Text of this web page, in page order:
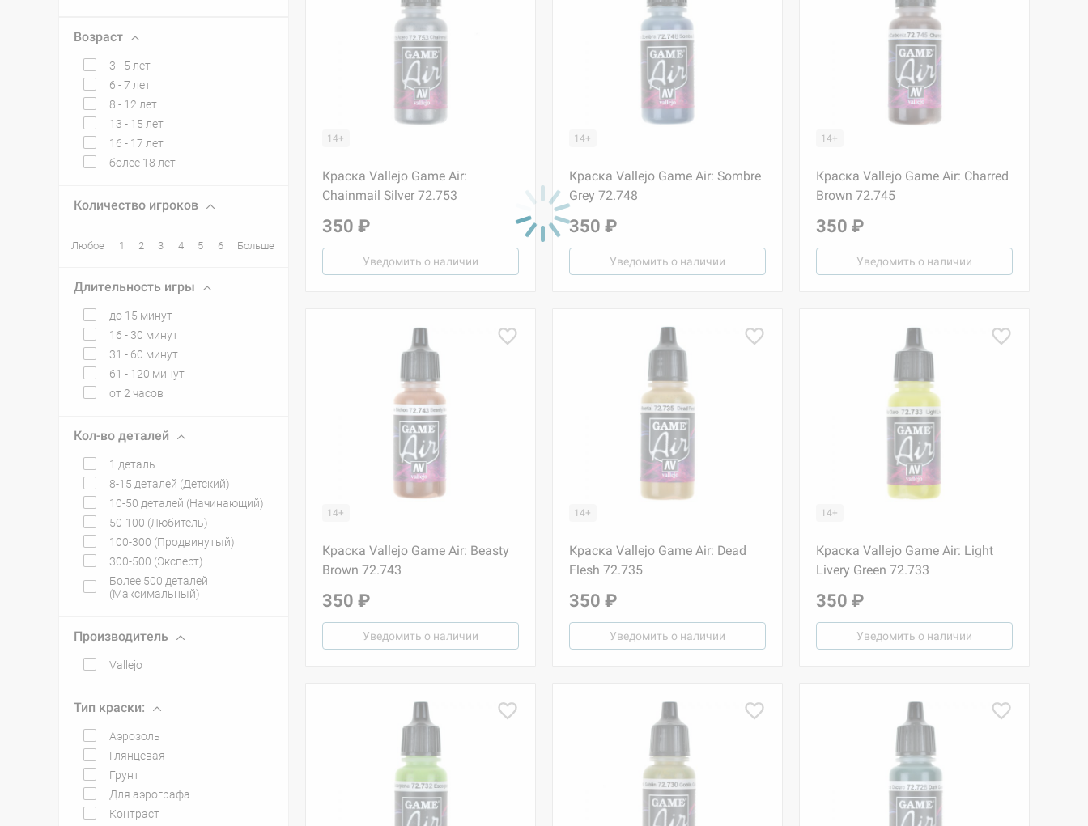
Возраст
3 - 5 лет
6 - 7 лет
8 - 12 лет
13 - 15 лет
16 - 17 лет
более 18 лет
Количество игроков
Любое 1 2 3 4 5 6 Больше
Длительность игры
до 15 минут
16 - 30 минут
31 - 60 минут
61 - 120 минут
от 2 часов
Кол-во деталей
1 деталь
8-15 деталей (Детский)
10-50 деталей (Начинающий)
50-100 (Любитель)
100-300 (Продвинутый)
300-500 (Эксперт)
Более 500 деталей
(Максимальный)
Производитель
Vallejo
Тип краски:
Аэрозоль
Глянцевая
Грунт
Для аэрографа
Контраст
14+
Краска Vallejo Game Air:
Chainmail Silver 72.753
350 ₽
Уведомить о наличии
14+
Краска Vallejo Game Air: Sombre
Grey 72.748
350 ₽
Уведомить о наличии
14+
Краска Vallejo Game Air: Charred
Brown 72.745
350 ₽
Уведомить о наличии
14+
Краска Vallejo Game Air: Beasty
Brown 72.743
350 ₽
Уведомить о наличии
14+
Краска Vallejo Game Air: Dead
Flesh 72.735
350 ₽
Уведомить о наличии
14+
Краска Vallejo Game Air: Light
Livery Green 72.733
350 ₽
Уведомить о наличии